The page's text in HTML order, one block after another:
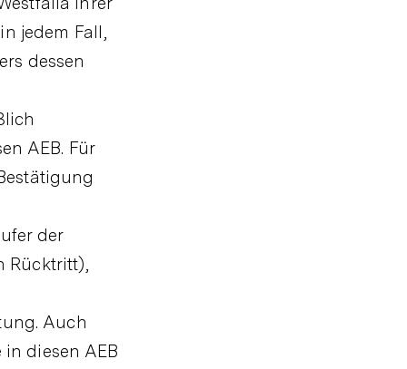
jedem Fall,
dessen
AEB. Für
der
Rücktritt),
Auch
diesen AEB